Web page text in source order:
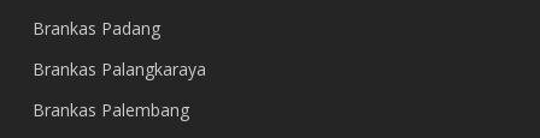
Brankas Padang
Brankas Palangkaraya
Brankas Palembang